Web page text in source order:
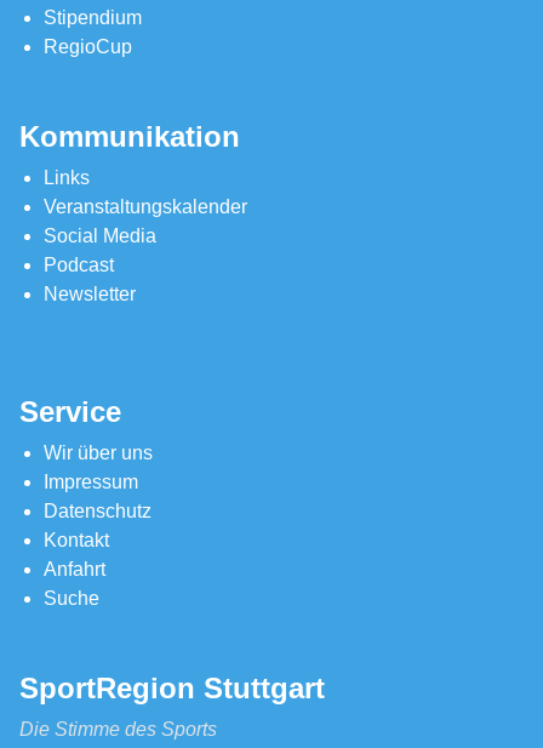
Stipendium
RegioCup
Kommunikation
Links
Veranstaltungskalender
Social Media
Podcast
Newsletter
Service
Wir über uns
Impressum
Datenschutz
Kontakt
Anfahrt
Suche
SportRegion Stuttgart
Die Stimme des Sports